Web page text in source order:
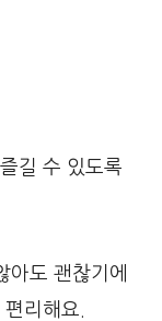
길 수 있도록
아도 괜찮기에
리해요.